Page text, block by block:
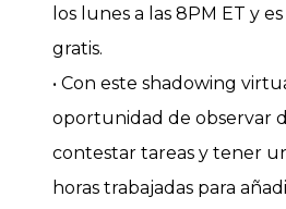
los lunes a las 8PM ET y
gratis.
• Con este shadowing
oportunidad de observar
contestar tareas y tener
horas trabajadas para